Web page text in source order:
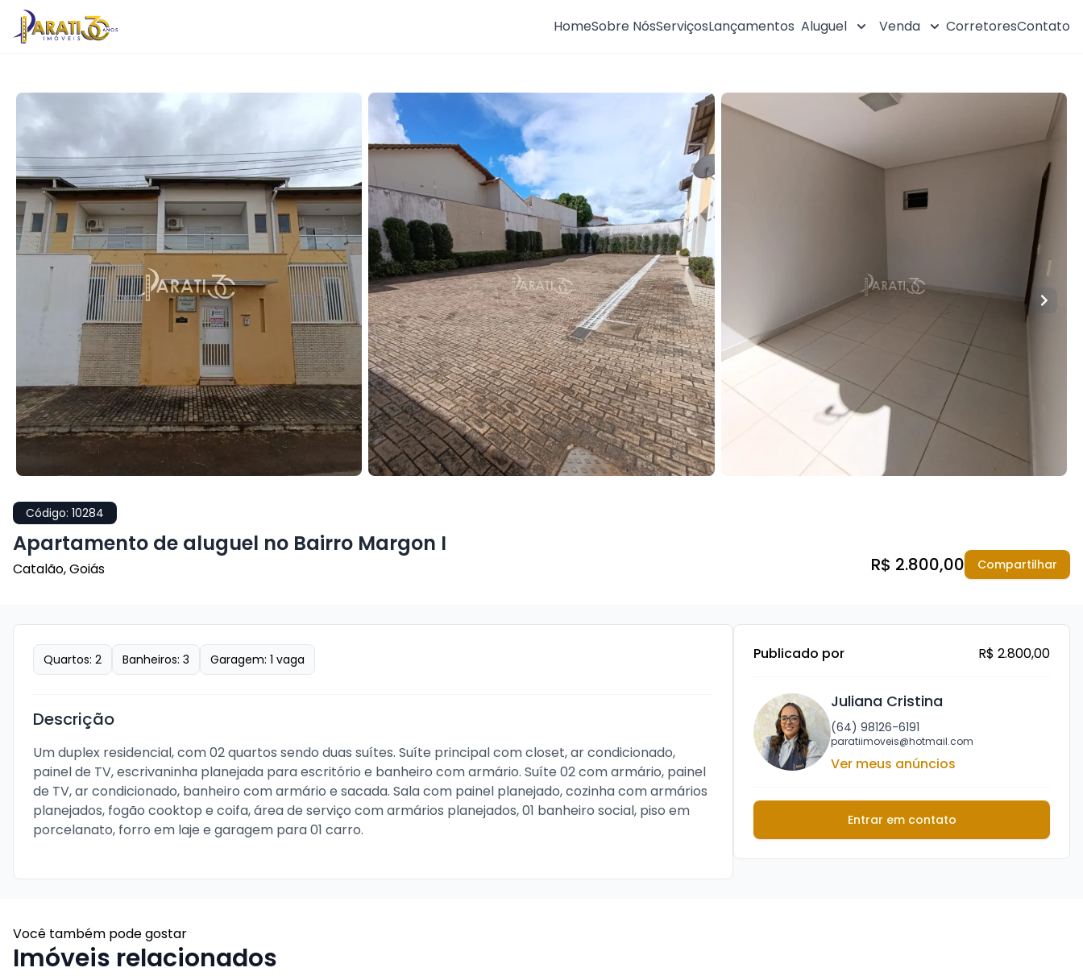
HomeSobre NósServiçosLançamentos Aluguel Venda CorretoresContato
Código: 10284
Apartamento de aluguel no Bairro Margon I
Catalão,Goiás R$ 2.800,00 Compartilhar
Quartos: 2 Banheiros: 3 Garagem: 1 vaga
Descrição
Um duplex residencial, com 02 quartos sendo duas suítes. Suíte principal com closet, ar condicionado,
painel de TV, escrivaninha planejada para escritório e banheiro com armário. Suíte 02 com armário, painel
de TV, ar condicionado, banheiro com armário e sacada. Sala com painel planejado, cozinha com armários
planejados, fogão cooktop e coifa, área de serviço com armários planejados, 01 banheiro social, piso em
porcelanato, forro em laje e garagem para 01 carro.
Publicado por R$ 2.800,00
Juliana Cristina
(64) 98126-6191
paratiimoveis@hotmail.com
Ver meus anúncios
Entrar em contato
Você também pode gostar
Imóveis relacionados